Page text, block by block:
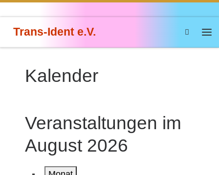
Trans-Ident e.V.
Search
Kalender
Veranstaltungen im
August 2026